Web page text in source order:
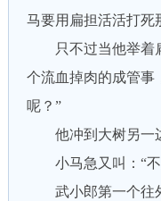
马要用扁担活活打死
只不过当他举着扁
个流血掉肉的成管事
呢？”
他冲到大树另一边
小马急又叫：“不
武小郎第一个往外